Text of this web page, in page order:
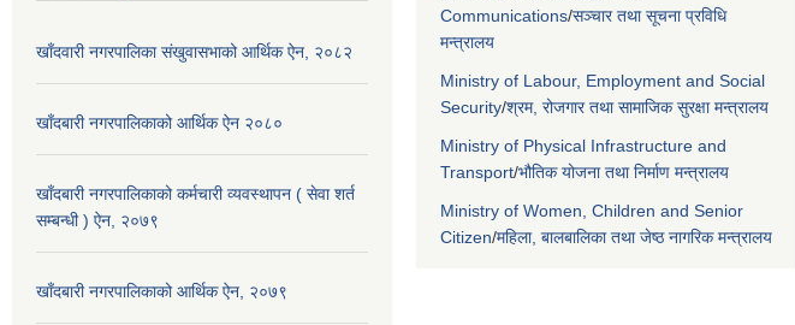
खाँदवारी नगरपालिका संखुवासभाको आर्थिक ऐन, २०८२
खाँदबारी नगरपालिकाको आर्थिक ऐन २०८०
खाँदबारी नगरपालिकाको कर्मचारी व्यवस्थापन ( सेवा शर्त
सम्बन्धी ) ऐन, २०७९
खाँदबारी नगरपालिकाको आर्थिक ऐन, २०७९
Communications/सञ्चार तथा सूचना प्रविधि
मन्त्रालय
Ministry of Labour, Employment and Social
Security/श्रम, रोजगार तथा सामाजिक सुरक्षा मन्त्रालय
Ministry of Physical Infrastructure and
Transport/भौतिक योजना तथा निर्माण मन्त्रालय
Ministry of Women, Children and Senior
Citizen/महिला, बालबालिका तथा जेष्ठ नागरिक मन्त्रालय